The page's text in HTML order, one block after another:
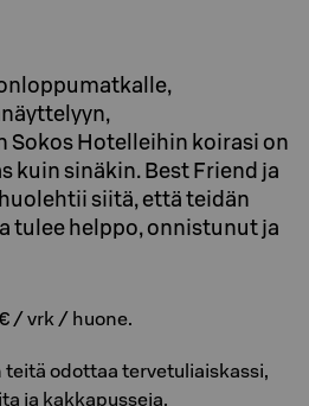
Hotelleihin koirasi on
kuin sinäkin. Best Friend ja
siitä, että teidän
tulee helppo, onnistunut ja
/ vrk / huone.
odottaa tervetuliaiskassi,
ja kakkapusseja.